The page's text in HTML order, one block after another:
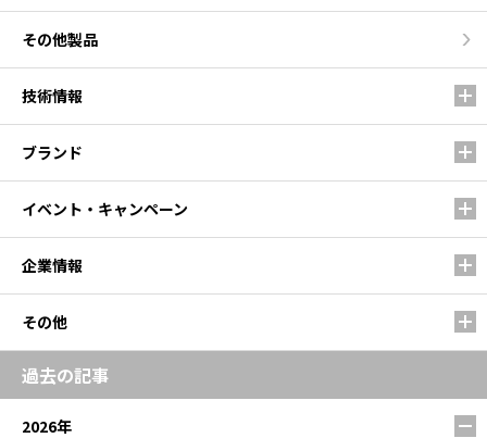
その他製品
技術情報
ブランド
イベント・キャンペーン
企業情報
その他
過去の記事
2026年